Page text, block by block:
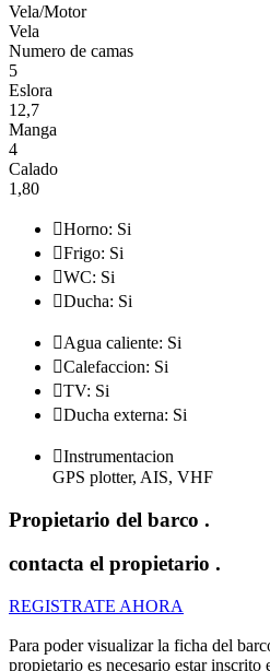
Vela/Motor
Vela
Numero de camas
5
Eslora
12,7
Manga
4
Calado
1,80
Horno: Si
Frigo: Si
WC: Si
Ducha: Si
Agua caliente: Si
Calefaccion: Si
TV: Si
Ducha externa: Si
Instrumentacion
GPS plotter, AIS, VHF
Propietario del barco .
contacta el propietario .
REGISTRATE AHORA
Para poder visualizar la ficha del
propietario es necesario estar inscrito